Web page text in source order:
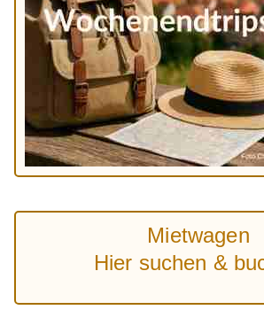
Mietwagen
Hier suchen &